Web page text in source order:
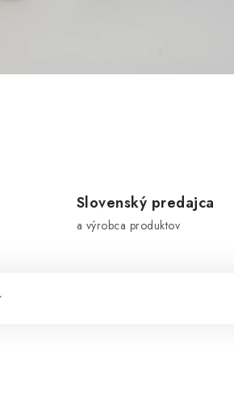
Slovenský predajca
a výrobca produktov